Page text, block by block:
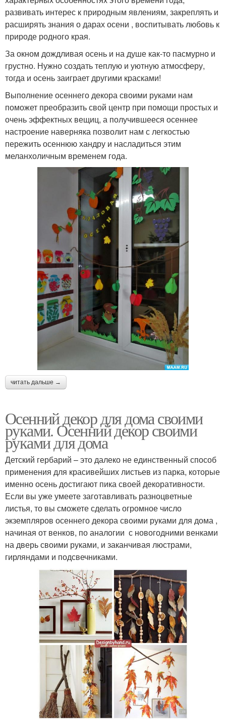
развивать интерес к природным явлениям, закреплять и
расширять знания о дарах осени , воспитывать любовь к
природе родного края.
За окном дождливая осень и на душе как-то пасмурно и
грустно. Нужно создать теплую и уютную атмосферу,
тогда и осень заиграет другими красками!
Выполнение осеннего декора своими руками нам
поможет преобразить свой центр при помощи простых и
очень эффектных вещиц, а получившееся осеннее
настроение наверняка позволит нам с легкостью
пережить осеннюю хандру и насладиться этим
меланхоличным временем года.
читать дальше →
Осенний декор для дома своими
руками. Осенний декор своими
руками для дома
Детский гербарий – это далеко не единственный способ
применения для красивейших листьев из парка, которые
именно осень достигают пика своей декоративности.
Если вы уже умеете заготавливать разноцветные
листья, то вы сможете сделать огромное число
экземпляров осеннего декора своими руками для дома ,
начиная от венков, по аналогии с новогодними венками
на дверь своими руками, и заканчивая люстрами,
гирляндами и подсвечниками.